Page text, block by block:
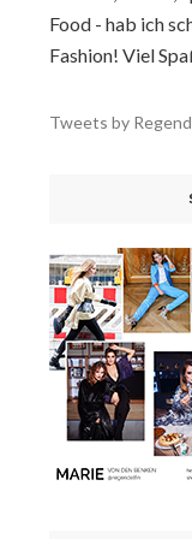
Food - hab ich
Fashion! Viel
Tweets by